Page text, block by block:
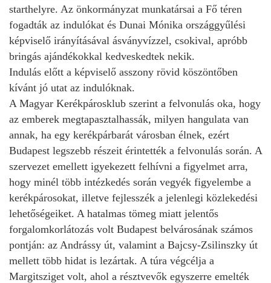
starthelyre. Az önkormányzat munkatársai a Fő téren
fogadták az indulókat és Dunai Mónika országgyűlési
képviselő irányításával ásványvízzel, csokival, apróbb
bringás ajándékokkal kedveskedtek nekik.
Indulás előtt a képviselő asszony rövid köszöntőben
kívánt jó utat az indulóknak.
A Magyar Kerékpárosklub szerint a felvonulás oka, hogy
az emberek megtapasztalhassák, milyen hangulata van
annak, ha egy kerékpárbarát városban élnek, ezért
Budapest legszebb részeit érintették a felvonulás során. A
szervezet emellett igyekezett felhívni a figyelmet arra,
hogy minél több intézkedés során vegyék figyelembe a
kerékpárosokat, illetve fejlesszék a jelenlegi közlekedési
lehetőségeiket. A hatalmas tömeg miatt jelentős
forgalomkorlátozás volt Budapest belvárosának számos
pontján: az Andrássy út, valamint a Bajcsy-Zsilinszky út
mellett több hidat is lezártak. A túra végcélja a
Margitsziget volt, ahol a résztvevők egyszerre emelték